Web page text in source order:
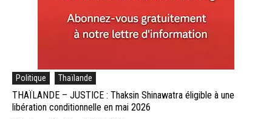
Politique Thaïlande
THAÏLANDE – JUSTICE : Thaksin Shinawatra éligible à une
libération conditionnelle en mai 2026